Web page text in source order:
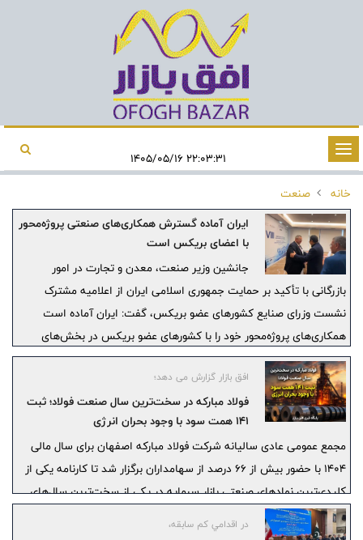
تغییر
وضعیت
ناوبری
خانه
صنعت
ایران آماده گسترش همکاری‌های صنعتی پروژه‌محور
با اعضای بریکس است
جانشین وزیر صنعت، معدن و تجارت در امور
بازرگانی با تأکید بر حمایت جمهوری اسلامی ایران از اعلامیه مشترک
نشست وزرای صنایع کشورهای عضو بریکس، گفت: ایران آماده است
همکاری‌های پروژه‌محور خود را با کشورهای عضو بریکس در بخش‌های
راهبردی از جمله فولاد، معدن، پتروشیمی، ماشین‌آلات، داروسازی،
تجهیزات پزشکی و صنایع دانش‌بنیان گسترش دهد.
افق بازار گزارش می دهد؛
فولاد مبارکه در سخت‌ترین سال صنعت فولاد؛ ثبت
۱۴۱ همت سود با وجود بحران انرژی
مجمع عمومی عادی سالیانه شرکت فولاد مبارکه اصفهان برای سال مالی
۱۴۰۴ با حضور بیش از ۶۶ درصد از سهامداران برگزار شد تا کارنامه یکی از
کلیدی‌ترین نمادهای صنعتی بازار سرمایه در یکی از سخت‌ترین سال‌های
عملیاتی صنعت فولاد مورد بررسی قرار گیرد.
در اقدامي كم سابقه،